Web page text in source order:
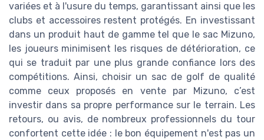
variées et à l'usure du temps, garantissant ainsi que les
clubs et accessoires restent protégés. En investissant
dans un produit haut de gamme tel que le sac Mizuno,
les joueurs minimisent les risques de détérioration, ce
qui se traduit par une plus grande confiance lors des
compétitions. Ainsi, choisir un sac de golf de qualité
comme ceux proposés en vente par Mizuno, c’est
investir dans sa propre performance sur le terrain. Les
retours, ou avis, de nombreux professionnels du tour
confortent cette idée : le bon équipement n'est pas un